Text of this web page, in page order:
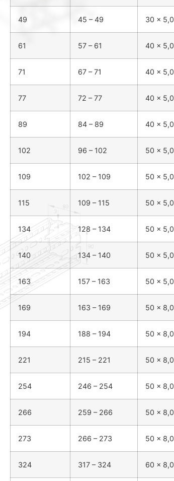
49 45 – 49 30 x 5,0
61 57 – 61 40 x 5,0
71 67 – 71 40 x 5,0
77 72 – 77 40 x 5,0
89 84 – 89 40 x 5,0
102 96 – 102 50 x 5,0
109 102 – 109 50 x 5,0
115 109 – 115 50 x 5,0
134 128 – 134 50 x 5,0
140 134 – 140 50 x 5,0
163 157 – 163 50 x 5,0
169 163 – 169 50 x 8,0
194 188 – 194 50 x 8,0
221 215 – 221 50 x 8,0
254 246 – 254 50 x 8,0
266 259 – 266 50 x 8,0
273 266 – 273 50 x 8,0
324 317 – 324 60 x 8,0